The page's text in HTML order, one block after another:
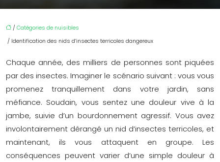
/Catégories de nuisibles
/ Identification des nids d’insectes terricoles dangereux
Chaque année, des milliers de personnes sont piquées
par des insectes. Imaginer le scénario suivant : vous vous
promenez tranquillement dans votre jardin, sans
méfiance. Soudain, vous sentez une douleur vive à la
jambe, suivie d’un bourdonnement agressif. Vous avez
involontairement dérangé un nid d’insectes terricoles, et
maintenant, ils vous attaquent en groupe. Les
conséquences peuvent varier d’une simple douleur à